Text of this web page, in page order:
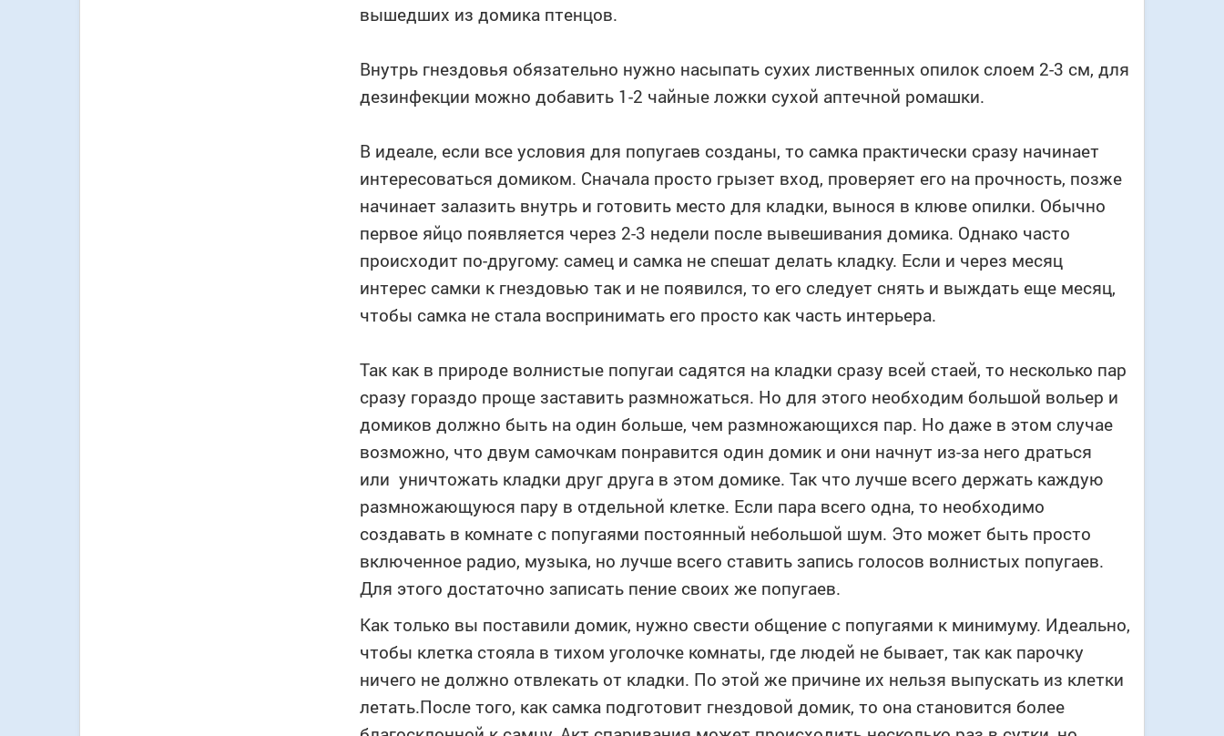
вышедших из домика птенцов.
Внутрь гнездовья обязательно нужно насыпать сухих лиственных опилок слоем 2-3 см, для
дезинфекции можно добавить 1-2 чайные ложки сухой аптечной ромашки.
В идеале, если все условия для попугаев созданы, то самка практически сразу начинает
интересоваться домиком. Сначала просто грызет вход, проверяет его на прочность, позже
начинает залазить внутрь и готовить место для кладки, вынося в клюве опилки. Обычно
первое яйцо появляется через 2-3 недели после вывешивания домика. Однако часто
происходит по-другому: самец и самка не спешат делать кладку. Если и через месяц
интерес самки к гнездовью так и не появился, то его следует снять и выждать еще месяц,
чтобы самка не стала воспринимать его просто как часть интерьера.
Так как в природе волнистые попугаи садятся на кладки сразу всей стаей, то несколько пар
сразу гораздо проще заставить размножаться. Но для этого необходим большой вольер и
домиков должно быть на один больше, чем размножающихся пар. Но даже в этом случае
возможно, что двум самочкам понравится один домик и они начнут из-за него драться
или уничтожать кладки друг друга в этом домике. Так что лучше всего держать каждую
размножающуюся пару в отдельной клетке. Если пара всего одна, то необходимо
создавать в комнате с попугаями постоянный небольшой шум. Это может быть просто
включенное радио, музыка, но лучше всего ставить запись голосов волнистых попугаев.
Для этого достаточно записать пение своих же попугаев.
Как только вы поставили домик, нужно свести общение с попугаями к минимуму. Идеально,
чтобы клетка стояла в тихом уголочке комнаты, где людей не бывает, так как парочку
ничего не должно отвлекать от кладки. По этой же причине их нельзя выпускать из клетки
летать.После того, как самка подготовит гнездовой домик, то она становится более